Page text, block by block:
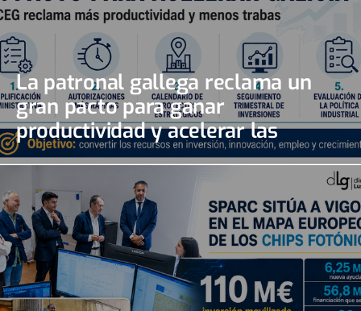
La patronal gallega reclama un
gran pacto para ganar
productividad y acelerar las
inversiones